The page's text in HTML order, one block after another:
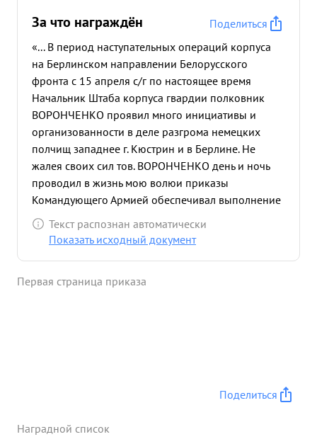
За что награждён
Поделиться
«... В период наступательных операций корпуса
на Берлинском направлении Белорусского
фронта с 15 апреля с/г по настоящее время
Начальник Штаба корпуса гвардии полковник
ВОРОНЧЕНКО проявил много инициативы и
организованности в деле разгрома немецких
полчищ западнее г. Кюстрин и в Берлине. Не
жалея своих сил тов. ВОРОНЧЕНКО день и ночь
проводил в жизнь мою волюи приказы
Командующего Армией обеспечивал выполнение
поставленных задач. Хорошо подготовив войска в
период отдыха тов. ВОРОНЧЕНКО добился того
разгромив полчища нем- в. Всегда хорошо зная
Текст распознан автоматически
Показать исходный документ
Первая страница приказа
Поделиться
Наградной список